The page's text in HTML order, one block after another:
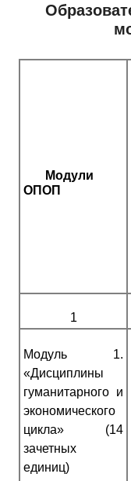
Модули
ОПОП
1
Модуль 1.
«Дисциплины
гуманитарного и
экономического
цикла» (14
зачетных
единиц)